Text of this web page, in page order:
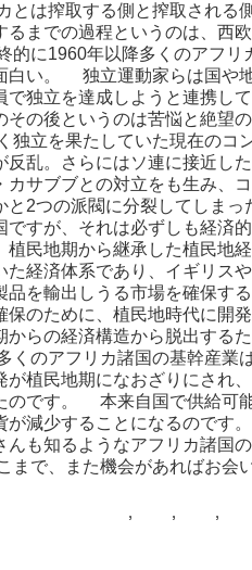
は搾取する側と搾取される
までの過程というのは、西
に1960年以降多くのアフリ
白い。 独立運動家らは国や
で独立を達成しようと連携
その後というのは苦悩と絶
独立を果たしていた現在のコ
反乱。さらにはソ連に接近
カサブブとの対立をも生み
と2つの派閥に分裂してし
ですが、それは必ずしも経
植民地期から継承した植民地
た経済体系であり、イギリス
品を輸出しうる市場を確保
保のために、植民地時代に開
からの経済構造から脱出する
のアフリカ諸国の基幹産業
が植民地期になおざりにされ
のです。 本来自国で供給可
が減少することになるので
んも知るようなアフリカ諸国
で、また機会があればお会
, , ,